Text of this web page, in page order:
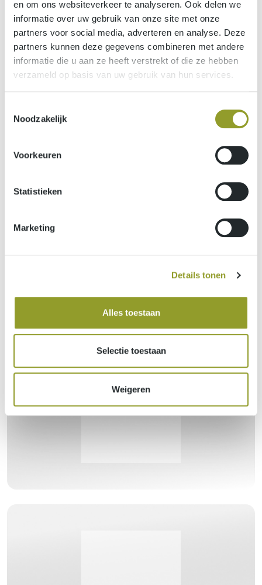
en om ons websiteverkeer te analyseren. Ook delen we
informatie over uw gebruik van onze site met onze
partners voor social media, adverteren en analyse. Deze
partners kunnen deze gegevens combineren met andere
informatie die u aan ze heeft verstrekt of die ze hebben
verzameld op basis van uw gebruik van hun services.
Noodzakelijk
Voorkeuren
Statistieken
Marketing
Details tonen
Alles toestaan
Selectie toestaan
Weigeren
Meer dan een B2B Marketing Agency | Beyond Marketing | +25
jaar ervaring
Swinnen Algemeen Bouwbedrijf: bouwen aan de toekomst
Bezoek de website van Swinnen
Avontuurlijke outdoor activiteiten in België